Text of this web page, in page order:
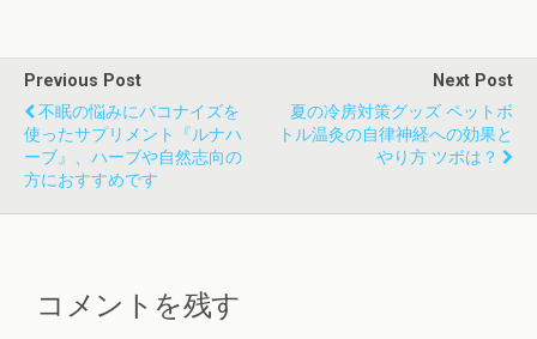
Previous Post
不眠の悩みにバコナイズを
使ったサプリメント『ルナハ
ーブ』、ハーブや自然志向の
方におすすめです
Next Post
夏の冷房対策グッズ ペットボ
トル温灸の自律神経への効果と
やり方 ツボは？
コメントを残す